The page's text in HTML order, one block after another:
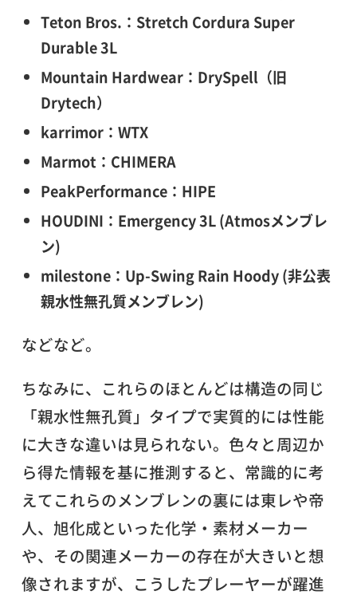
Teton Bros.：Stretch Cordura Super
Durable 3L
Mountain Hardwear：DrySpell（旧
Drytech）
karrimor：WTX
Marmot：CHIMERA
PeakPerformance：HIPE
HOUDINI：Emergency 3L (Atmosメンブレ
ン)
milestone：Up-Swing Rain Hoody (非公表
親水性無孔質メンブレン)
などなど。
ちなみに、これらのほとんどは構造の同じ
「親水性無孔質」タイプで実質的には性能
に大きな違いは見られない。色々と周辺か
ら得た情報を基に推測すると、常識的に考
えてこれらのメンブレンの裏には東レや帝
人、旭化成といった化学・素材メーカー
や、その関連メーカーの存在が大きいと想
像されますが、こうしたプレーヤーが躍進